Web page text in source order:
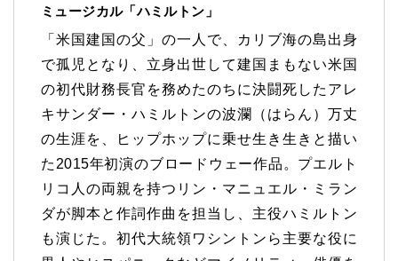
ミュージカル「ハミルトン」
「米国建国の父」の一人で、カリブ海の島出身
で孤児となり、立身出世して建国まもない米国
の初代財務長官を務めたのちに決闘死したアレ
キサンダー・ハミルトンの波瀾（はらん）万丈
の生涯を、ヒップホップに乗せ生き生きと描い
た2015年初演のブロードウェー作品。プエルト
リコ人の両親を持つリン・マニュエル・ミラン
ダが脚本と作詞作曲を担当し、主役ハミルトン
も演じた。初代大統領ワシントンら主要な役に